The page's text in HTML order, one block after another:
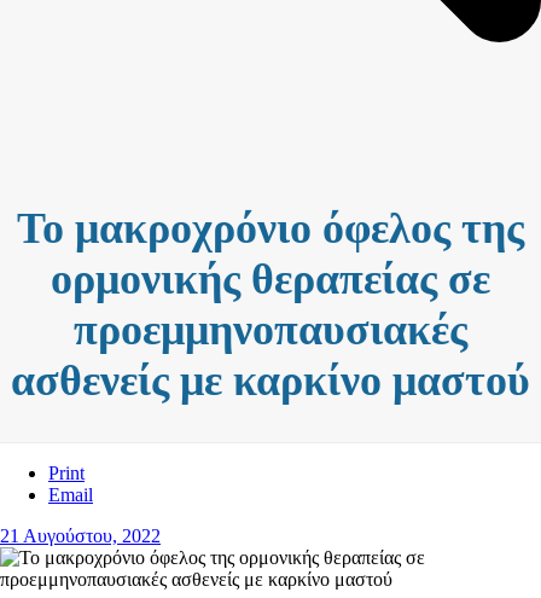
Το μακροχρόνιο όφελος της
ορμονικής θεραπείας σε
προεμμηνοπαυσιακές
ασθενείς με καρκίνο μαστού
Print
Email
21 Αυγούστου, 2022